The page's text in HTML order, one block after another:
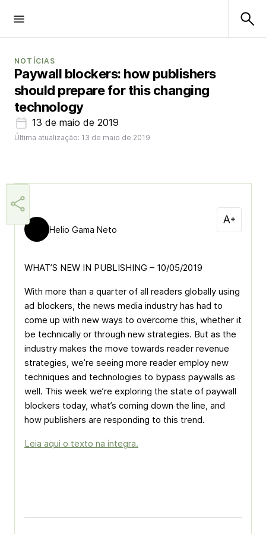
NOTÍCIAS
Paywall blockers: how publishers
should prepare for this changing
technology
13 de maio de 2019
Última atualização: 13 de maio de 2019
Helio Gama Neto
WHAT’S NEW IN PUBLISHING – 10/05/2019
With more than a quarter of all readers globally using
ad blockers, the news media industry has had to
come up with new ways to overcome this, whether it
be technically or through new strategies. But as the
industry makes the move towards reader revenue
strategies, we’re seeing more reader employ new
techniques and technologies to bypass paywalls as
well. This week we’re exploring the state of paywall
blockers today, what’s coming down the line, and
how publishers are responding to this trend.
Leia aqui o texto na íntegra.